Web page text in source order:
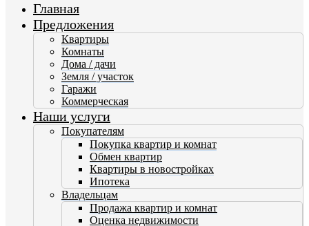
Главная
Предложения
Квартиры
Комнаты
Дома / дачи
Земля / участок
Гаражи
Коммерческая
Наши услуги
Покупателям
Покупка квартир и комнат
Обмен квартир
Квартиры в новостройках
Ипотека
Владельцам
Продажа квартир и комнат
Оценка недвижимости